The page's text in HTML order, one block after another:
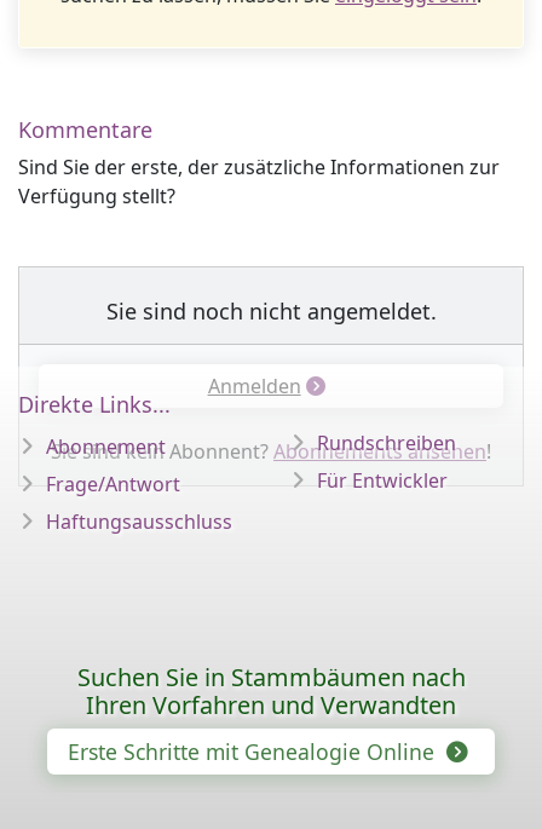
Kommentare
Sind Sie der erste, der zusätzliche Informationen zur
Verfügung stellt?
Sie sind noch nicht angemeldet.
Anmelden
Sie sind kein Abonnent?Abonnements ansehen!
Direkte Links...
Abonnement
Frage/Antwort
Haftungsausschluss
Rundschreiben
Für Entwickler
Suchen Sie in Stammbäumen nach
Ihren Vorfahren und Verwandten
Erste Schritte mit Genealogie Online